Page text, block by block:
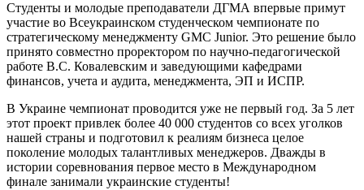
Студенты и молодые преподаватели ДГМА впервые примут
участие во Всеукраинском студенческом чемпионате по
стратегическому менеджменту GMC Junior. Это решение было
принято совместно проректором по научно-педагогической
работе В.С. Ковалевским и заведующими кафедрами
финансов, учета и аудита, менеджмента, ЭП и ИСПР.
В Украине чемпионат проводится уже не первый год. За 5 лет
этот проект привлек более 40 000 студентов со всех уголков
нашей страны и подготовил к реалиям бизнеса целое
поколение молодых талантливых менеджеров. Дважды в
истории соревнования первое место в Международном
финале занимали украинские студенты!